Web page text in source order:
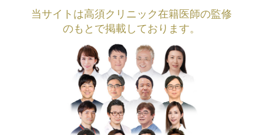
当サイトは高須クリニック在籍医師の監修
のもとで掲載しております。